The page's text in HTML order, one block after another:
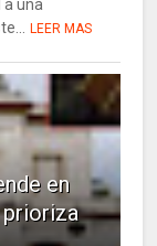
una
LEER MAS
en
prioriza